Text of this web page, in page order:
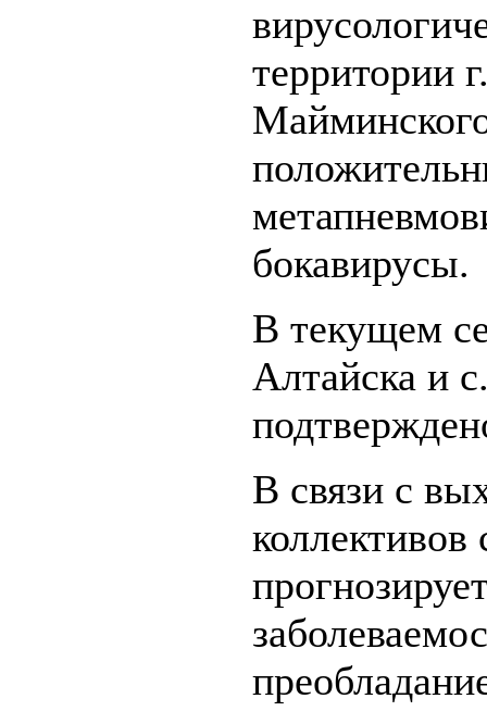
территории
бокавирусы.
В текущем
Алтайска и
В связи с
коллективов